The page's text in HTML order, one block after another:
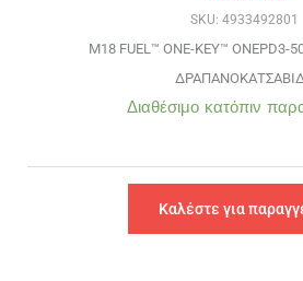
SKU: 4933492801
M18 FUEL™ ONE-KEY™ ONEPD3-
Διαθέσιμο κατόπιν
Καλέστε για